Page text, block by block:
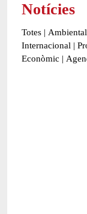
Notícies
Totes | Ambiental
Internacional |
Econòmic |